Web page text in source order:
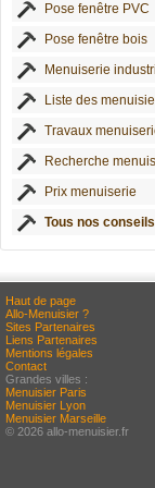
Pose fenêtre PVC
Pose fenêtre bois
Menuiserie
Liste des
Travaux
Recherche
Prix menuiserie
Tous nos
Haut de page
Allo-Menuisier ?
Sites Partenaires
Liens Partenaires
Mentions légales
Contact
Grandes villes :
Menuisier Paris
Menuisier Lyon
Menuisier Marseille
© 2026 allo-menuisier.fr